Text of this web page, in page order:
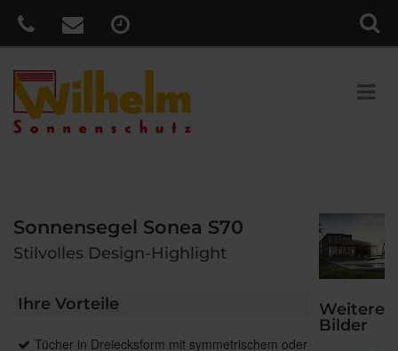
Sonnensegel Sonea S70
Stilvolles Design-Highlight
Ihre Vorteile
Tücher in Dreiecksform mit symmetrischem oder
Weitere
Bilder